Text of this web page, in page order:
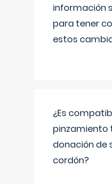
información
para tener
estos
¿Es
pinzamiento
donación de
cordón?